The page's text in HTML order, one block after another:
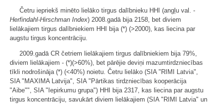
Četru iepriekš minēto lielāko tirgus dalībnieku HHI (angļu val. -
Herfindahl-Hirschman Index) 2008.gadā bija 2158, bet diviem
lielākajiem tirgus dalībniekiem HHI bija (*) (>2000), kas liecina par
augstu tirgus koncentrāciju.
2009.gadā CR četriem lielākajiem tirgus dalībniekiem bija 79%,
diviem lielākajiem - (*)(>60%), bet pārējie deviņi mazumtirdzniecības
tīkli nodrošināja (*) (<40%) noietu. Četru lielāko (SIA "RIMI Latvia",
SIA "MAXIMA Latvija", SIA "Pārtikas tirdzniecības kooperācija
"Aibe"", SIA "Iepirkumu grupa") HHI bija 2317, kas liecina par augstu
tirgus koncentrāciju, savukārt diviem lielākajiem (SIA "RIMI Latvia" un